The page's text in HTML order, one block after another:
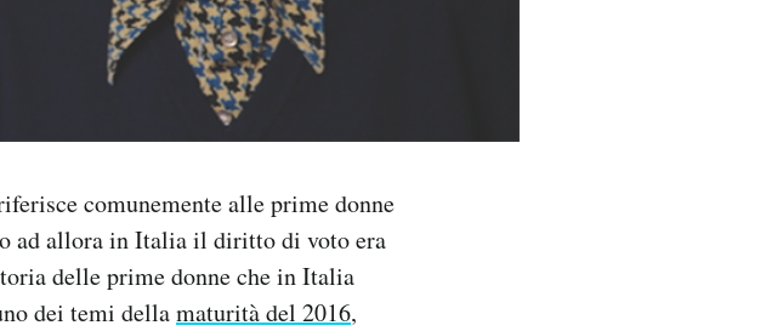
comunemente alle prime donne
ad allora in Italia il diritto di voto era
delle prime donne che in Italia
dei temi dellamaturità del 2016,